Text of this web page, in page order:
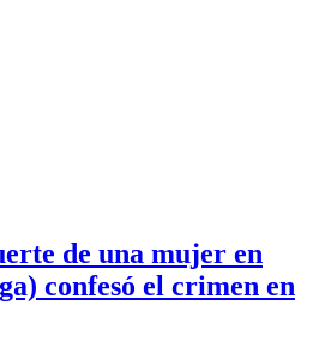
de una mujer en
confesó el crimen en